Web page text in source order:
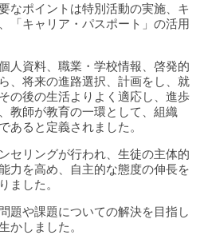
なポイントは特別活動の実施、キ
「キャリア・パスポート」の活用
人資料、職業・学校情報、啓発的
、将来の進路選択、計画をし、就
の後の生活よりよく適応し、進歩
教師が教育の一環として、組織
あると定義されました。
セリングが行われ、生徒の主体的
力を高め、自主的な態度の伸長を
ました。
題や課題についての解決を目指し
かしました。